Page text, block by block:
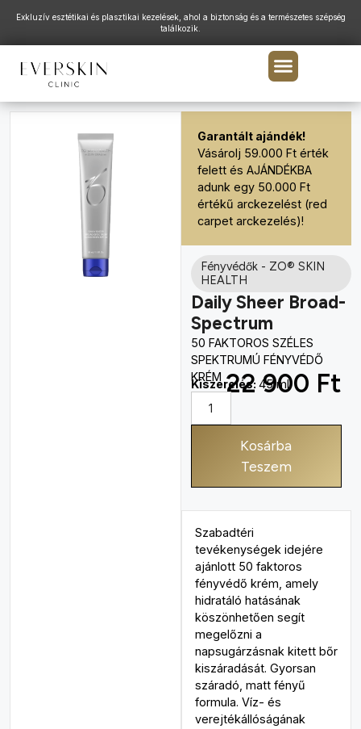
Exkluzív esztétikai és plasztikai kezelések, ahol a biztonság és a természetes szépség
találkozik.
Fényvédők- ZO® SKIN
HEALTH
Daily Sheer Broad-
Spectrum
50 FAKTOROS SZÉLES
SPEKTRUMÚ FÉNYVÉDŐ
KRÉM
Szabadtéri
tevékenységek idejére
ajánlott 50 faktoros
fényvédő krém, amely
hidratáló hatásának
köszönhetően segít
megelőzni a
napsugárzásnak kitett bőr
kiszáradását. Gyorsan
száradó, matt fényű
formula. Víz- és
verejtékállóságának
Kiszerelés: 45 ml
22 900 Ft
Kosárba
Teszem
Garantált ajándék!
Vásárolj 59.000 Ft érték
felett és AJÁNDÉKBA
adunk egy 50.000 Ft
értékű arckezelést (red
carpet arckezelés)!